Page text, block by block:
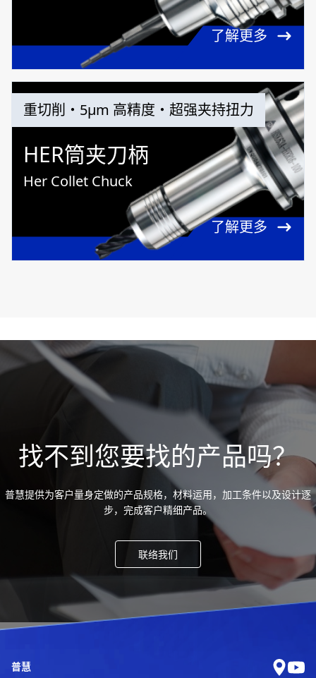
了解更多
重切削・5μm 高精度・超强夹持扭力
HER筒夹刀柄
Her Collet Chuck
了解更多
找不到您要找的产品吗？
普慧提供为客户量身定做的产品规格，材料运用，加工条件以及设计逐
步，完成客户精细产品。
联络我们
普慧